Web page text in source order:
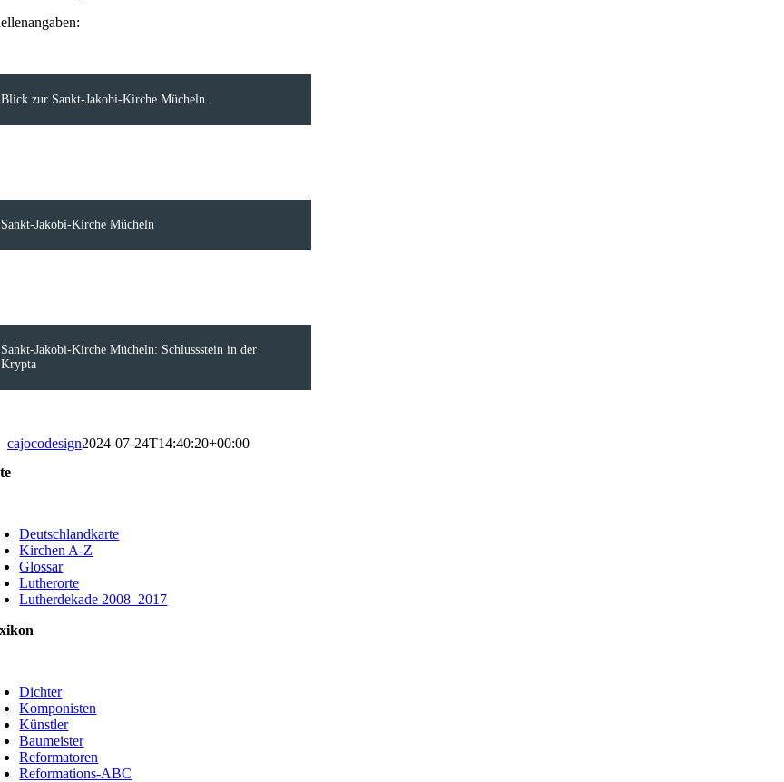
Blick zur Sankt-Jakobi-Kirche Mücheln
Sankt-Jakobi-Kirche Mücheln
Sankt-Jakobi-Kirche Mücheln: Schlussstein in der
Krypta
cajocodesign2024-07-24T14:40:20+00:00
Deutschlandkarte
Kirchen A-Z
Glossar
Lutherorte
Lutherdekade 2008–2017
Dichter
Komponisten
Künstler
Baumeister
Reformatoren
Reformations-ABC